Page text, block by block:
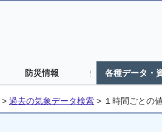
防災情報 各種データ・
> 過去の気象データ検索 > １時間ごとの